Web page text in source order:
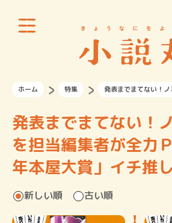
ホーム 特集 発表までまてない！
発表までまてない！
を担当編集者が全力
年本屋大賞」イチ推
新しい順 古い順